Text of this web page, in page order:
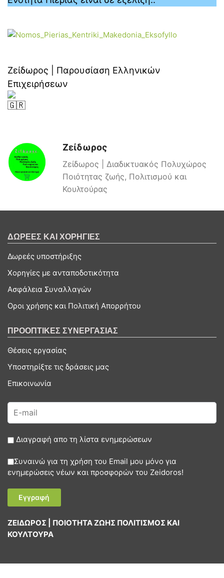
Ζείδωρος | Παρουσίαση Ελληνικών
Επιχειρήσεων
Ζείδωρος
Ζείδωρος | Διαδικτυακός Πολυχώρος
Ποιότητας ζωής, Πολιτισμού και
Κουλτούρας
ΔΩΡΕΕΣ ΚΑΙ ΧΟΡΗΓΙΕΣ
Δωρεές υποστήριξης
Χορηγίες με ανταποδοτικότητα
Ασφάλεια Συναλλαγών
Οροι χρήσης και Πολιτική Απορρήτου
ΠΡΟΟΠΤΙΚΕΣ ΣΥΝΕΡΓΑΣΙΑΣ
Θέσεις εργασίας
Υποστηρίξτε τις δράσεις μας
Επικοινωνία
Διαγραφή απο τη λίστα ενημερώσεων
Συναινώ για τη χρήση του Email μου μόνο για
ενημερώσεις νέων και προσφορών του Zeidoros!
ΖΕΙΔΩΡΟΣ | ΠΟΙΟΤΗΤΑ ΖΩΗΣ ΠΟΛΙΤΙΣΜΟΣ ΚΑΙ
ΚΟΥΛΤΟΥΡΑ